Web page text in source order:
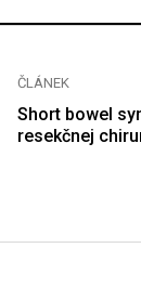
ČLÁNEK
Short bowel
resekčnej